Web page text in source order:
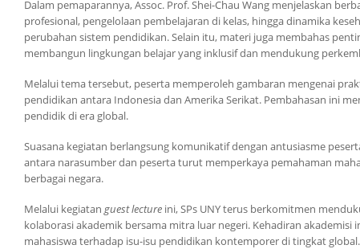
Dalam pemaparannya, Assoc. Prof. Shei-Chau Wang menjelaskan
profesional, pengelolaan pembelajaran di kelas, hingga dinamika
perubahan sistem pendidikan. Selain itu, materi juga membahas
membangun lingkungan belajar yang inklusif dan mendukung
Melalui tema tersebut, peserta memperoleh gambaran mengenai
pendidikan antara Indonesia dan Amerika Serikat. Pembahasan ini
pendidik di era global.
Suasana kegiatan berlangsung komunikatif dengan antusiasme
antara narasumber dan peserta turut memperkaya pemahaman
berbagai negara.
Melalui kegiatan guest lecture ini, SPs UNY terus berkomitmen
kolaborasi akademik bersama mitra luar negeri. Kehadiran
mahasiswa terhadap isu-isu pendidikan kontemporer di tingkat global.